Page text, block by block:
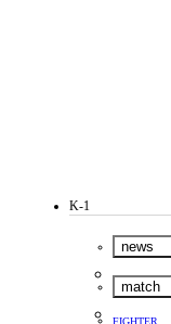
K-1
news
match
FIGHTER